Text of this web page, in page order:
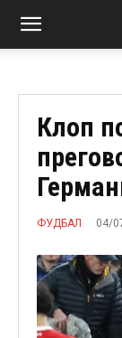
Клоп
ФУДБАЛ 04/